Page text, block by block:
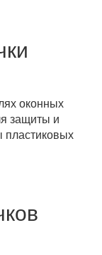
оконных
защиты и